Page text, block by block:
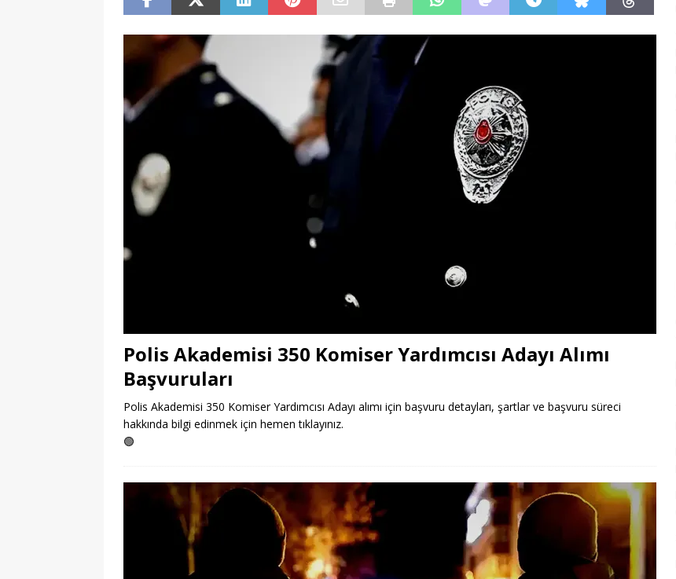
Polis Akademisi 350 Komiser Yardımcısı Adayı Alımı
Başvuruları
Polis Akademisi 350 Komiser Yardımcısı Adayı alımı için başvuru detayları, şartlar ve başvuru süreci
hakkında bilgi edinmek için hemen tıklayınız.
🟢